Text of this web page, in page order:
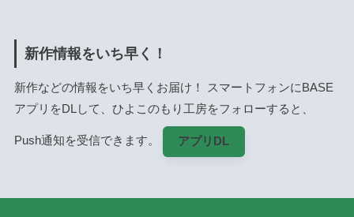
新作情報をいち早く！
新作などの情報をいち早くお届け！ スマートフォンにBASE
アプリをDLして、ひよこのもり工房をフォローすると、
Push通知を受信できます。 アプリDL